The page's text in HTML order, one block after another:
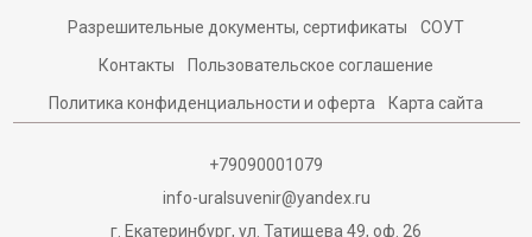
Разрешительные документы, сертификаты СОУТ
Контакты Пользовательское соглашение
Политика конфиденциальности и оферта Карта сайта
+79090001079
info-uralsuvenir@yandex.ru
г. Екатеринбург, ул. Татищева 49, оф. 26